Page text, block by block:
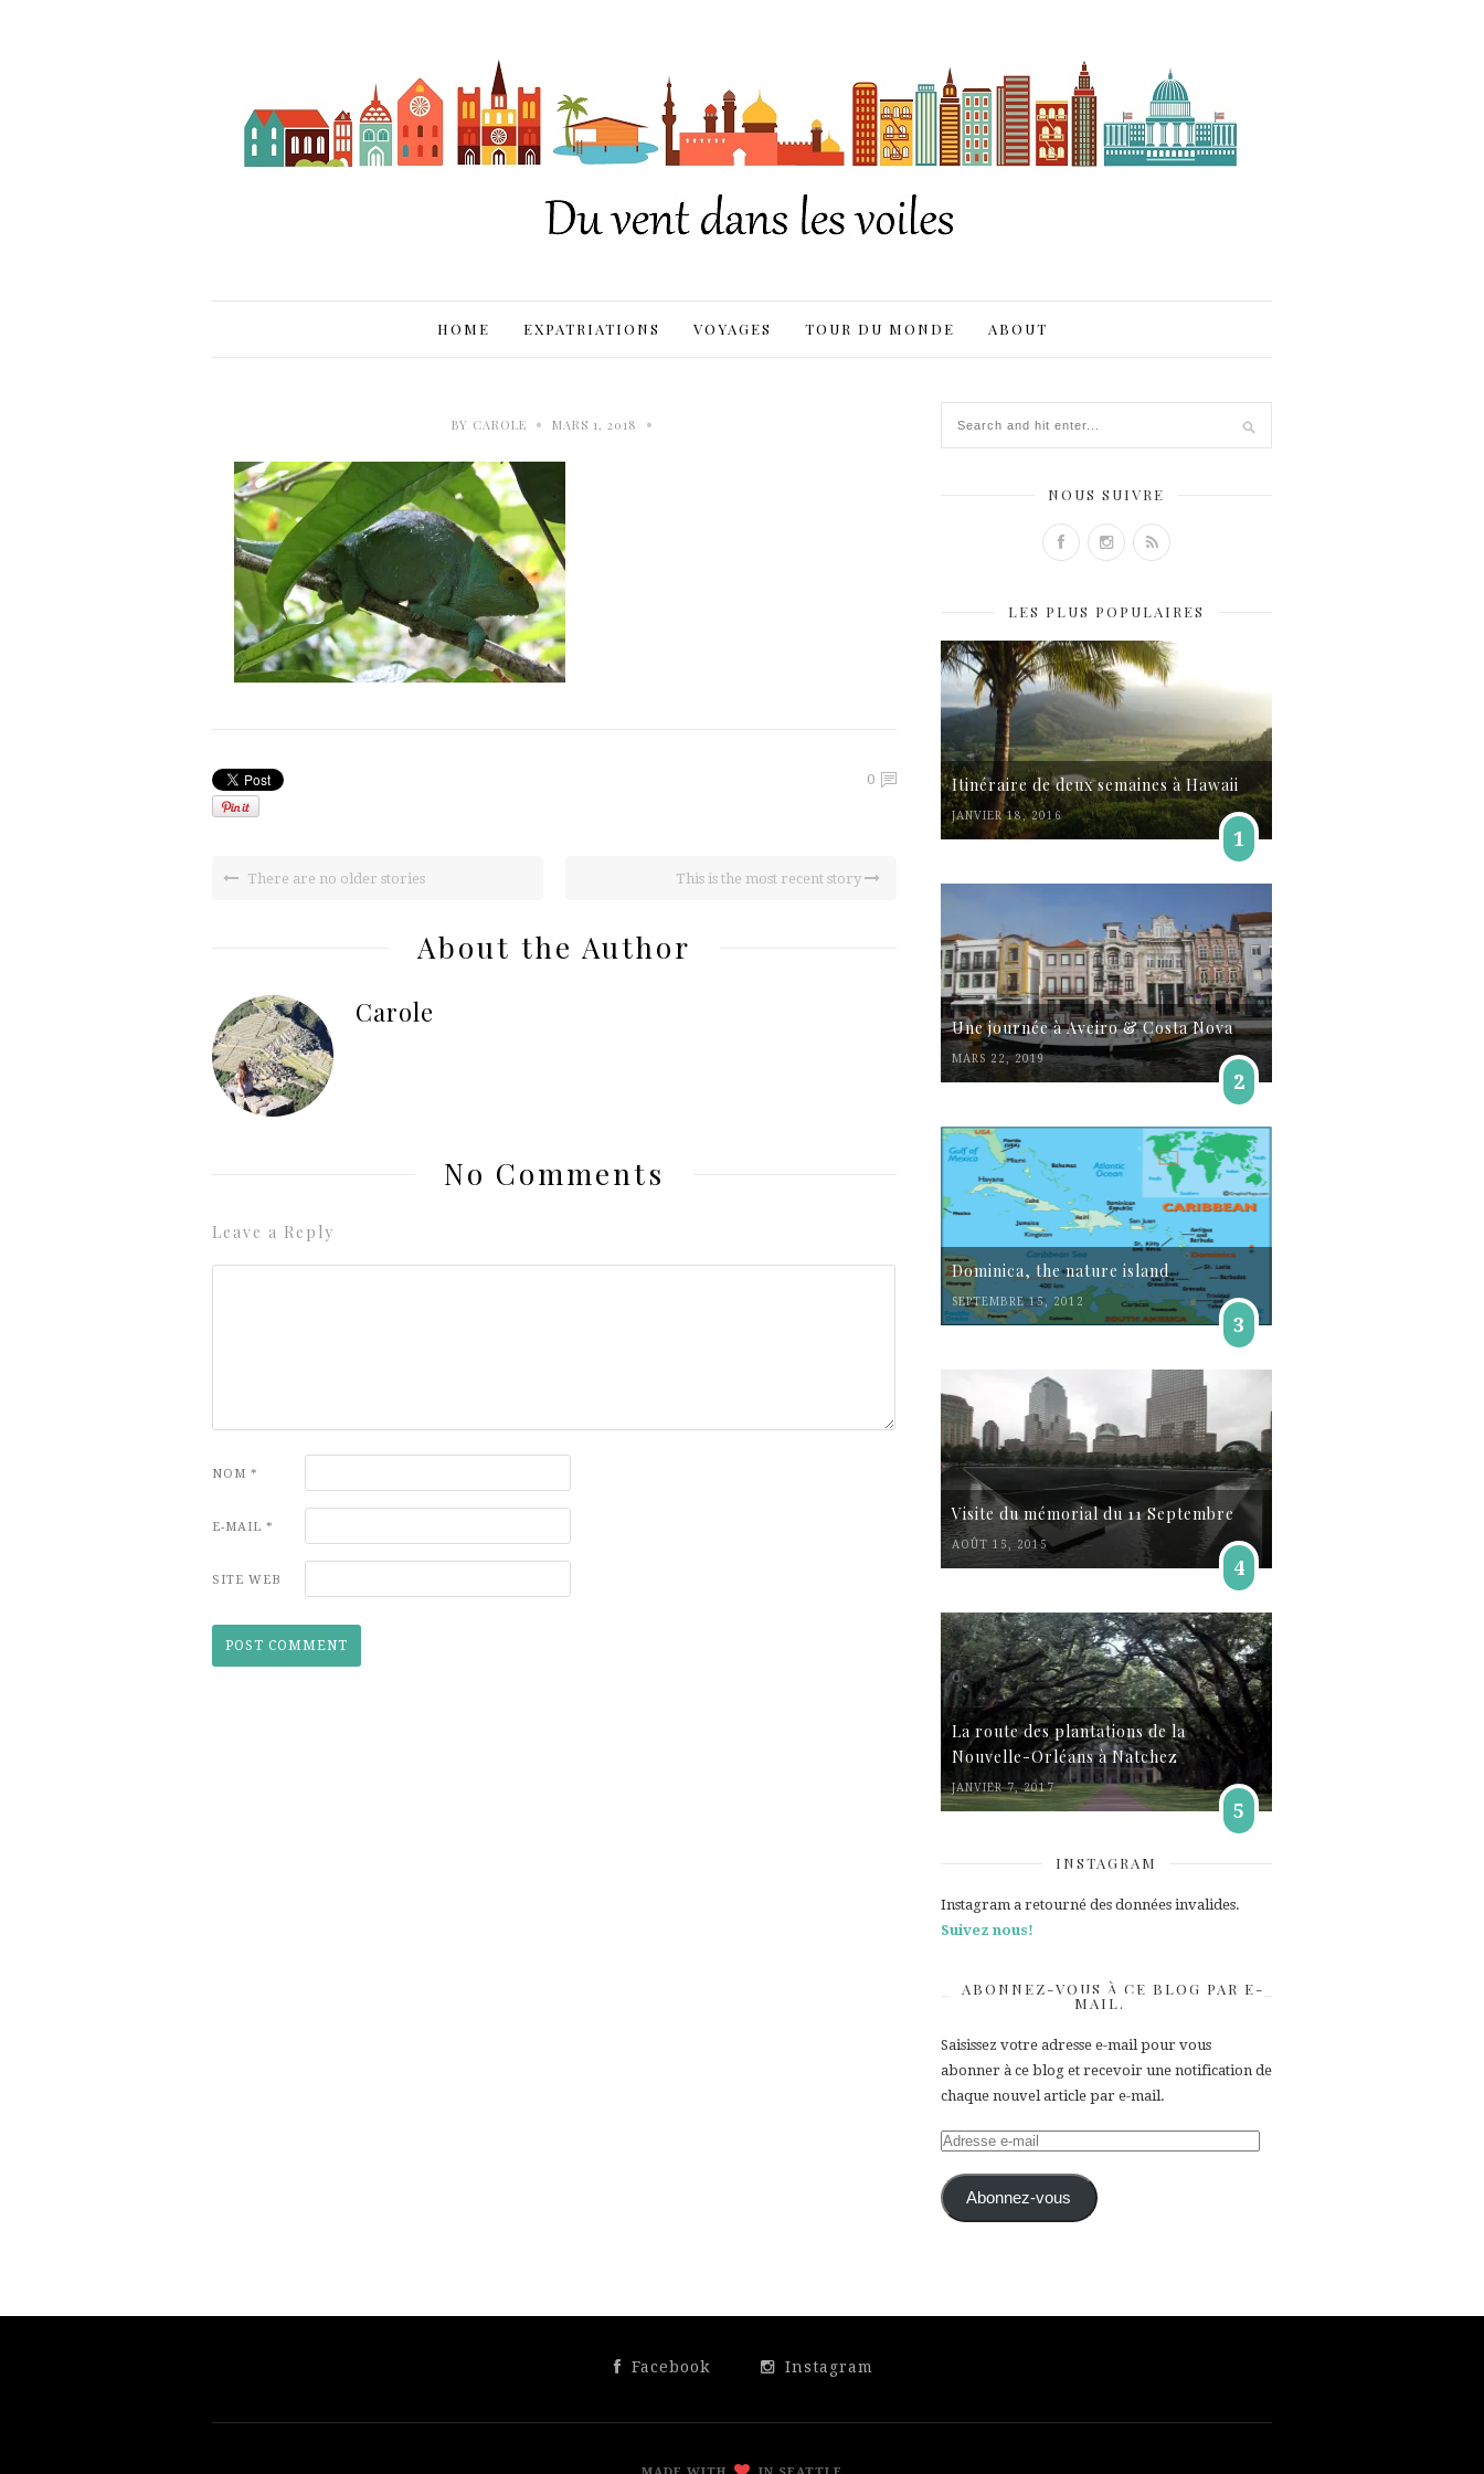
HOME EXPATRIATIONS VOYAGES TOUR DU MONDE ABOUT
BY CAROLE • MARS 1, 2018 •
0
There are no older stories This is the most recent story
About the Author
Carole
No Comments
Leave a Reply
NOM *
E-MAIL *
SITE WEB
NOUS SUIVRE
LES PLUS POPULAIRES
Itinéraire de deux semaines à Hawaii
JANVIER 18, 2016
1
Une journée à Aveiro & Costa Nova
MARS 22, 2019
2
Dominica, the nature island
SEPTEMBRE 15, 2012
3
Visite du mémorial du 11 Septembre
AOÛT 15, 2015
4
La route des plantations de la
Nouvelle-Orléans à Natchez
JANVIER 7, 2017
5
INSTAGRAM
Instagram a retourné des données invalides.
Suivez nous!
ABONNEZ-VOUS À CE BLOG PAR E-
MAIL.
Saisissez votre adresse e-mail pour vous
abonner à ce blog et recevoir une notification de
chaque nouvel article par e-mail.
Adresse
mail Abonnez-vous
Facebook Instagram